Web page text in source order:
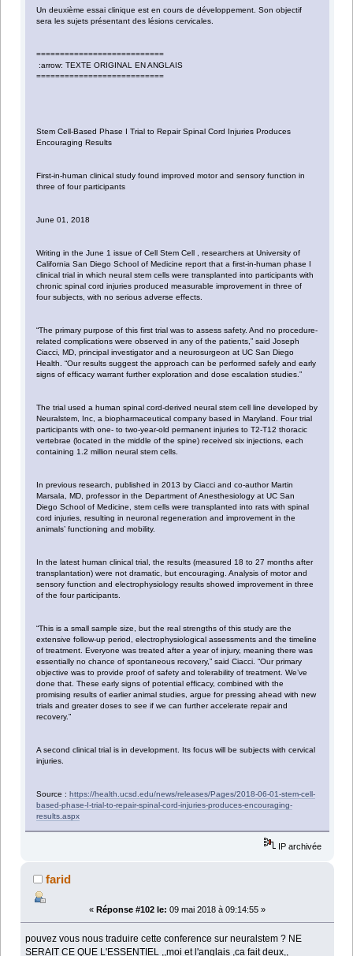
Un deuxième essai clinique est en cours de développement. Son objectif
sera les sujets présentant des lésions cervicales.
===========================
:arrow: TEXTE ORIGINAL EN ANGLAIS
===========================
Stem Cell-Based Phase I Trial to Repair Spinal Cord Injuries Produces
Encouraging Results
First-in-human clinical study found improved motor and sensory function in
three of four participants
June 01, 2018
Writing in the June 1 issue of Cell Stem Cell , researchers at University of
California San Diego School of Medicine report that a first-in-human phase I
clinical trial in which neural stem cells were transplanted into participants with
chronic spinal cord injuries produced measurable improvement in three of
four subjects, with no serious adverse effects.
“The primary purpose of this first trial was to assess safety. And no procedure-
related complications were observed in any of the patients,” said Joseph
Ciacci, MD, principal investigator and a neurosurgeon at UC San Diego
Health. “Our results suggest the approach can be performed safely and early
signs of efficacy warrant further exploration and dose escalation studies.”
The trial used a human spinal cord-derived neural stem cell line developed by
Neuralstem, Inc, a biopharmaceutical company based in Maryland. Four trial
participants with one- to two-year-old permanent injuries to T2-T12 thoracic
vertebrae (located in the middle of the spine) received six injections, each
containing 1.2 million neural stem cells.
In previous research, published in 2013 by Ciacci and co-author Martin
Marsala, MD, professor in the Department of Anesthesiology at UC San
Diego School of Medicine, stem cells were transplanted into rats with spinal
cord injuries, resulting in neuronal regeneration and improvement in the
animals’ functioning and mobility.
In the latest human clinical trial, the results (measured 18 to 27 months after
transplantation) were not dramatic, but encouraging. Analysis of motor and
sensory function and electrophysiology results showed improvement in three
of the four participants.
“This is a small sample size, but the real strengths of this study are the
extensive follow-up period, electrophysiological assessments and the timeline
of treatment. Everyone was treated after a year of injury, meaning there was
essentially no chance of spontaneous recovery,” said Ciacci. “Our primary
objective was to provide proof of safety and tolerability of treatment. We’ve
done that. These early signs of potential efficacy, combined with the
promising results of earlier animal studies, argue for pressing ahead with new
trials and greater doses to see if we can further accelerate repair and
recovery.”
A second clinical trial is in development. Its focus will be subjects with cervical
injuries.
Source :https://health.ucsd.edu/news/releases/Pages/2018-06-01-stem-cell-
based-phase-I-trial-to-repair-spinal-cord-injuries-produces-encouraging-
results.aspx
IP archivée
farid
« Réponse #102 le: 09 mai 2018 à 09:14:55 »
pouvez vous nous traduire cette conference sur neuralstem ? NE
SERAIT CE QUE L'ESSENTIEL ,,moi et l'anglais ,ca fait deux,,